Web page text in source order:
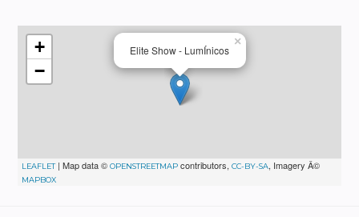
Elite Show - LumÍnicos
×
+
−
LEAFLET| Map data ©OPENSTREETMAP contributors,CC-BY-SA, Imagery Â©
MAPBOX